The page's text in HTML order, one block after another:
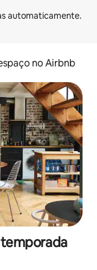
no Airbnb
temporada